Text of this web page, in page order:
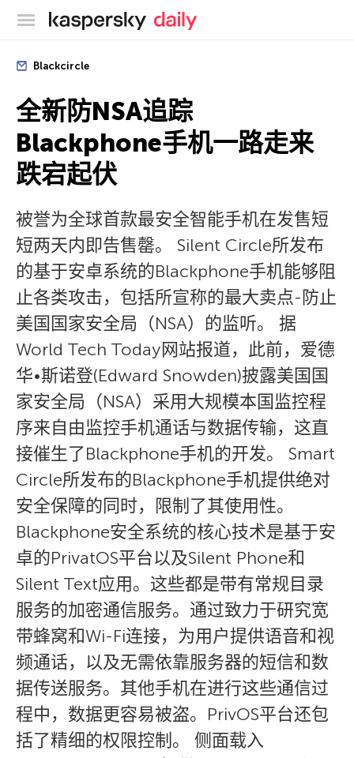
卡巴斯基官方博客
Blackcircle
全新防NSA追踪
Blackphone手机一路走来
跌宕起伏
被誉为全球首款最安全智能手机在发售短
短两天内即告售罄。 Silent Circle所发布
的基于安卓系统的Blackphone手机能够阻
止各类攻击，包括所宣称的最大卖点-防止
美国国家安全局（NSA）的监听。 据
World Tech Today网站报道，此前，爱德
华•斯诺登(Edward Snowden)披露美国国
家安全局（NSA）采用大规模本国监控程
序来自由监控手机通话与数据传输，这直
接催生了Blackphone手机的开发。 Smart
Circle所发布的Blackphone手机提供绝对
安全保障的同时，限制了其使用性。
Blackphone安全系统的核心技术是基于安
卓的PrivatOS平台以及Silent Phone和
Silent Text应用。这些都是带有常规目录
服务的加密通信服务。通过致力于研究宽
带蜂窝和Wi-Fi连接，为用户提供语音和视
频通话，以及无需依靠服务器的短信和数
据传送服务。其他手机在进行这些通信过
程中，数据更容易被盗。PrivOS平台还包
括了精细的权限控制。 侧面载入